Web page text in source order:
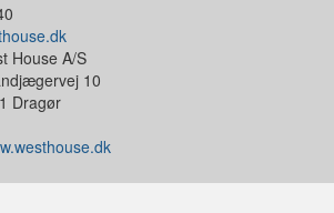
House A/S
10
Dragør